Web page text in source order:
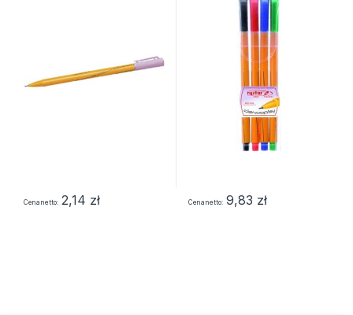
Cena netto 2,14 zł Cena netto 9,83 zł